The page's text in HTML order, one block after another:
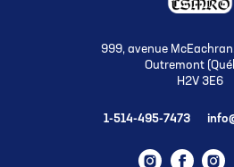
999, avenue
Outremont
H2V 3E6
1-514-495-7473